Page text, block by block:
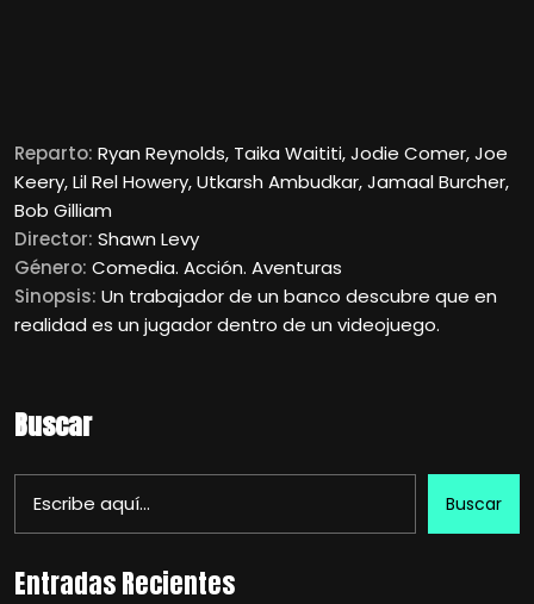
Reparto: Ryan Reynolds, Taika Waititi, Jodie Comer, Joe
Keery, Lil Rel Howery, Utkarsh Ambudkar, Jamaal Burcher,
Bob Gilliam
Director: Shawn Levy
Género: Comedia. Acción. Aventuras
Sinopsis: Un trabajador de un banco descubre que en
realidad es un jugador dentro de un videojuego.
Buscar
Buscar
Entradas Recientes